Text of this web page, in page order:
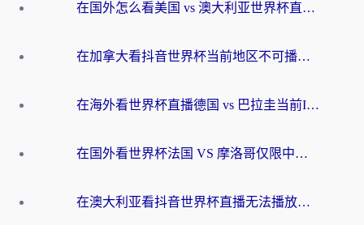
在国外怎么看美国 vs 澳大利亚世界杯直播？海外党必藏的中文解说观赛指南
在加拿大看抖音世界杯当前地区不可播放？海外党体育观赛终极指南
在海外看世界杯直播德国 vs 巴拉圭当前IP受限制？这篇指南帮你轻松解决地区限制
在国外看世界杯法国 VS 摩洛哥仅限中国大陆？别让地域限制拦下你的欢呼
在澳大利亚看抖音世界杯直播无法播放？海外党体育观赛终极指南来了！